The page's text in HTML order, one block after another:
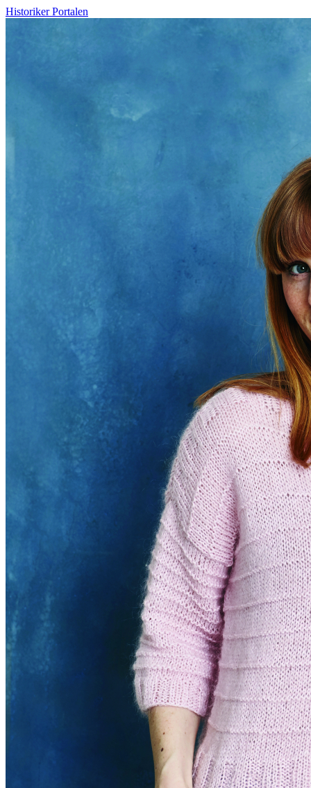
Historiker Portalen